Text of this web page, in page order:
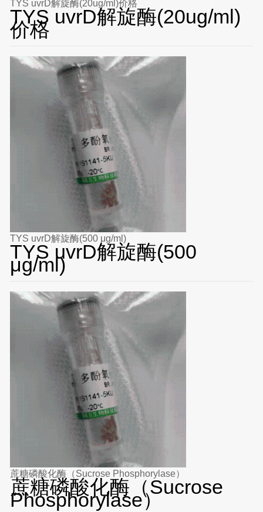
TYS uvrD解旋酶(20ug/ml)价格
TYS uvrD解旋酶(20ug/ml)
价格
TYS uvrD解旋酶(500 μg/ml)
TYS uvrD解旋酶(500
μg/ml)
蔗糖磷酸化酶（Sucrose Phosphorylase）
蔗糖磷酸化酶（Sucrose
Phosphorylase）